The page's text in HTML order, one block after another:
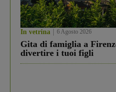
In vetrina 6 Agosto 2026
Gita di famiglia a
divertire i tuoi figli